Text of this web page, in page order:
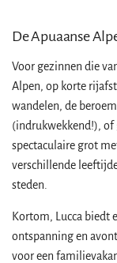
De Apuaanse
Voor gezinnen die
Alpen, op korte
wandelen, de
(indrukwekkend!), of
spectaculaire grot
verschillende
steden.
Kortom, Lucca biedt
ontspanning en
voor een